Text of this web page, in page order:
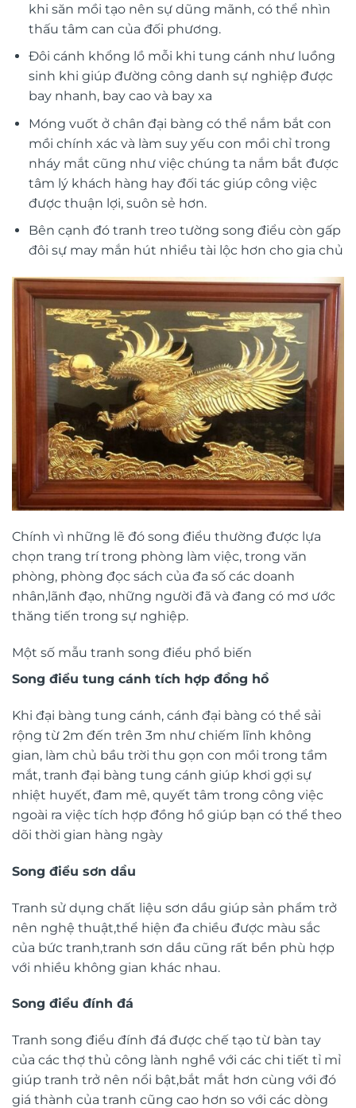
khi săn mồi tạo nên sự dũng mãnh, có thể nhìn
thấu tâm can của đối phương.
Đôi cánh khổng lồ mỗi khi tung cánh như luồng
sinh khi giúp đường công danh sự nghiệp được
bay nhanh, bay cao và bay xa
Móng vuốt ở chân đại bàng có thể nắm bắt con
mồi chính xác và làm suy yếu con mồi chỉ trong
nháy mắt cũng như việc chúng ta nắm bắt được
tâm lý khách hàng hay đối tác giúp công việc
được thuận lợi, suôn sẻ hơn.
Bên cạnh đó tranh treo tường song điểu còn gấp
đôi sự may mắn hút nhiều tài lộc hơn cho gia chủ
Chính vì những lẽ đó song điểu thường được lựa
chọn trang trí trong phòng làm việc, trong văn
phòng, phòng đọc sách của đa số các doanh
nhân,lãnh đạo, những người đã và đang có mơ ước
thăng tiến trong sự nghiệp.
Một số mẫu tranh song điểu phổ biến
Song điểu tung cánh tích hợp đồng hồ
Khi đại bàng tung cánh, cánh đại bàng có thể sải
rộng từ 2m đến trên 3m như chiếm lĩnh không
gian, làm chủ bầu trời thu gọn con mồi trong tầm
mắt, tranh đại bàng tung cánh giúp khơi gợi sự
nhiệt huyết, đam mê, quyết tâm trong công việc
ngoài ra việc tích hợp đồng hồ giúp bạn có thể theo
dõi thời gian hàng ngày
Song điểu sơn dầu
Tranh sử dụng chất liệu sơn dầu giúp sản phẩm trở
nên nghệ thuật,thể hiện đa chiều được màu sắc
của bức tranh,tranh sơn dầu cũng rất bền phù hợp
với nhiều không gian khác nhau.
Song điểu đính đá
Tranh song điểu đính đá được chế tạo từ bàn tay
của các thợ thủ công lành nghề với các chi tiết tỉ mỉ
giúp tranh trở nên nổi bật,bắt mắt hơn cùng với đó
giá thành của tranh cũng cao hơn so với các dòng